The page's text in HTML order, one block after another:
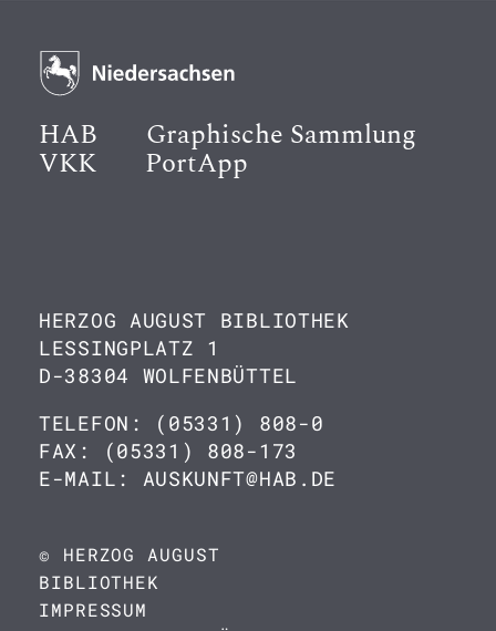
HAB Graphische Sammlung
VKK PortApp
HERZOG AUGUST BIBLIOTHEK
LESSINGPLATZ 1
D-38304 WOLFENBÜTTEL
TELEFON: (05331) 808-0
FAX: (05331) 808-173
E-MAIL: AUSKUNFT@HAB.DE
© HERZOG AUGUST
BIBLIOTHEK
IMPRESSUM